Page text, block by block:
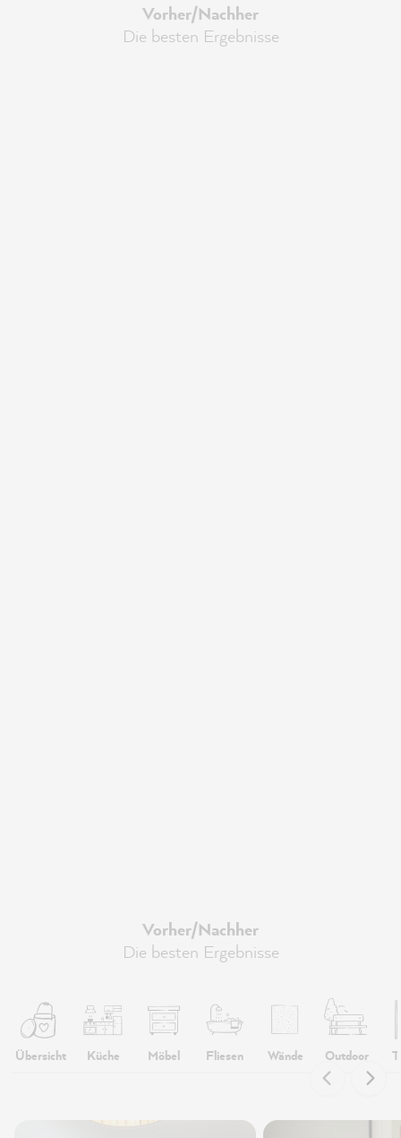
Vorher/Nachher
Die besten Ergebnisse
Vorher/Nachher
Die besten Ergebnisse
Übersicht Küche Möbel Fliesen Wände Outdoor